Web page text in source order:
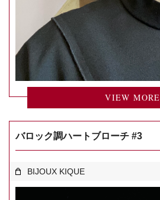
VIEW MORE
バロック調ハートブローチ #3
BIJOUX KIQUE